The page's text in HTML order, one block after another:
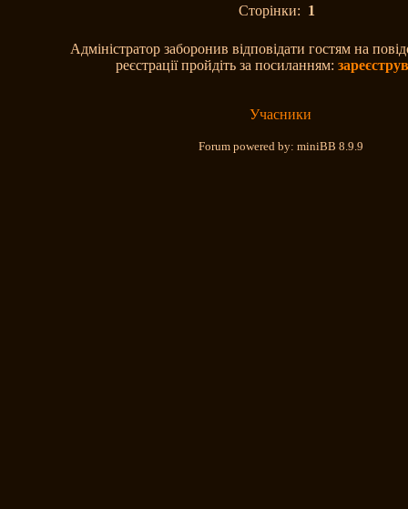
Сторінки: 1
Адміністратор заборонив відповідати гостям на
реєстрації пройдіть за посиланням:
Учасники
Forum powered by: miniBB 8.9.9